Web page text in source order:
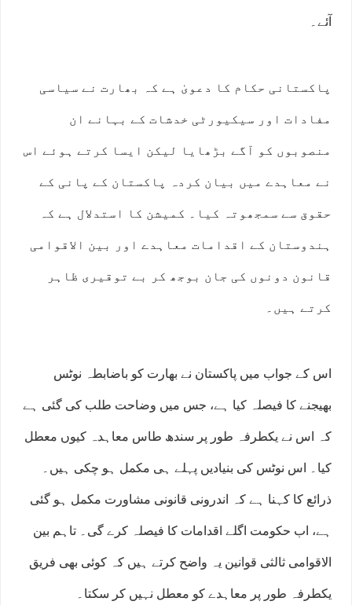
آئے۔
پاکستانی حکام کا دعویٰ ہے کہ بھارت نے سیاسی
مفادات اور سیکیورٹی خدشات کے بہانے ان
منصوبوں کو آگے بڑھایا لیکن ایسا کرتے ہوئے اس
نے معاہدے میں بیان کردہ پاکستان کے پانی کے
حقوق سے سمجھوتہ کیا۔ کمیشن کا استدلال ہے کہ
ہندوستان کے اقدامات معاہدے اور بین الاقوامی
قانون دونوں کی جان بوجھ کر بے توقیری ظاہر
کرتے ہیں۔
اس کے جواب میں پاکستان نے بھارت کو باضابطہ نوٹس
بھیجنے کا فیصلہ کیا ہے، جس میں وضاحت طلب کی گئی ہے
کہ اس نے یکطرفہ طور پر سندھ طاس معاہدہ کیوں معطل
کیا۔ اس نوٹس کی بنیادیں پہلے ہی مکمل ہو چکی ہیں۔
ذرائع کا کہنا ہے کہ اندرونی قانونی مشاورت مکمل ہو گئی
ہے، اب حکومت اگلے اقدامات کا فیصلہ کرے گی۔ تاہم بین
الاقوامی ثالثی قوانین یہ واضح کرتے ہیں کہ کوئی بھی فریق
یکطرفہ طور پر معاہدے کو معطل نہیں کر سکتا۔